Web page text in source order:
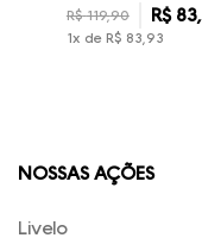
R$ 119,90 R$ 83,
1x de R$ 83 93
NOSSAS AÇÕES
Livelo